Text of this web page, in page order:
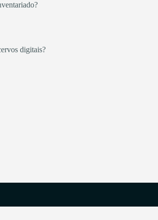
digitais?